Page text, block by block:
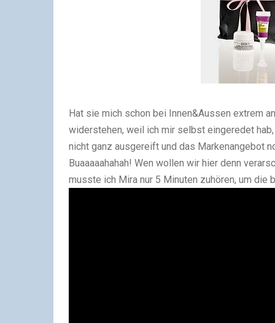
Hat sie mich schon bei Innen&Aussen extrem
widerstehen, weil ich mir selbst eingeredet
nicht ganz ausgereift und das Markenangebot
Buaaaaahahah! Wen wollen wir hier denn
musste ich Mira nur 5 Minuten zuhören, um die